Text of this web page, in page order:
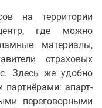
на территории
где можно
материалы,
страховых
Здесь же удобно
партнёрами: апарт-
переговорными